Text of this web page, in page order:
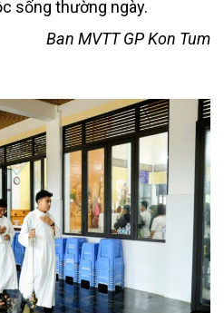
sống thường ngày.
Ban MVTT GP Kon Tum